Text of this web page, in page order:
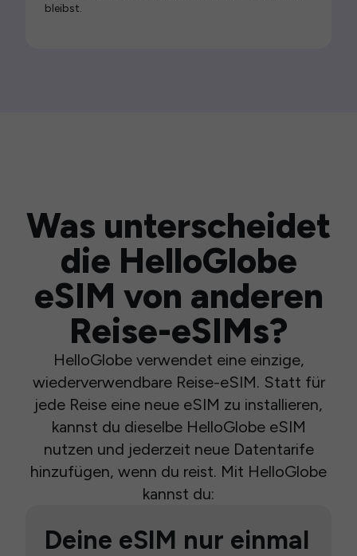
bleibst.
Was unterscheidet
die HelloGlobe
eSIM von anderen
Reise-eSIMs?
HelloGlobe verwendet eine einzige,
wiederverwendbare Reise-eSIM. Statt für
jede Reise eine neue eSIM zu installieren,
kannst du dieselbe HelloGlobe eSIM
nutzen und jederzeit neue Datentarife
hinzufügen, wenn du reist. Mit HelloGlobe
kannst du:
Deine eSIM nur einmal